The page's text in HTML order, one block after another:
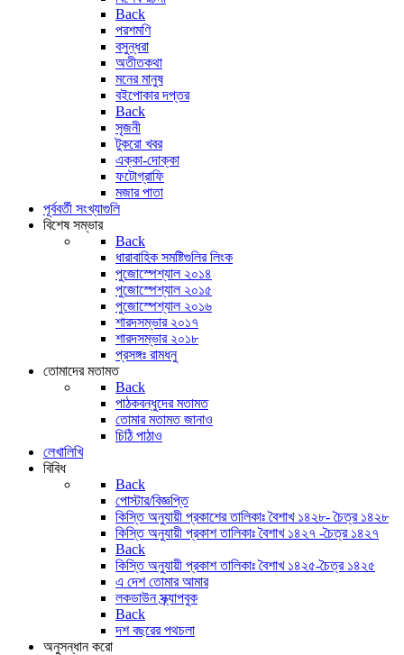
Back
পরশমণি
বসুন্ধরা
অতীতকথা
মনের মানুষ
বইপোকার দপ্তর
Back
সৃজনী
টুকরো খবর
এক্কা-দোক্কা
ফটোগ্রাফি
মজার পাতা
পূর্ববর্তী সংখ্যাগুলি
বিশেষ সম্ভার
Back
ধারাবাহিক সমষ্টিগুলির লিংক
পুজোস্পেশ্যাল ২০১৪
পুজোস্পেশ্যাল ২০১৫
পুজোস্পেশ্যাল ২০১৬
শারদসম্ভার ২০১৭
শারদসম্ভার ২০১৮
প্রসঙ্গঃ রামধনু
তোমাদের মতামত
Back
পাঠকবন্ধুদের মতামত
তোমার মতামত জানাও
চিঠি পাঠাও
লেখালিখি
বিবিধ
Back
পোস্টার/বিজ্ঞপ্তি
কিস্তি অনুযায়ী প্রকাশের তালিকাঃ বৈশাখ ১৪২৮- চৈত্র ১৪২৮
কিস্তি অনুযায়ী প্রকাশ তালিকাঃ বৈশাখ ১৪২৭ -চৈত্র ১৪২৭
Back
কিস্তি অনুযায়ী প্রকাশ তালিকাঃ বৈশাখ ১৪২৫-চৈত্র ১৪২৫
এ দেশ তোমার আমার
লকডাউন স্ক্র্যাপবুক
Back
দশ বছরের পথচলা
অনুসন্ধান করো